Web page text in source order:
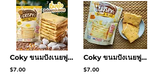
Coky ขนมปังเนยฟูกรอบ รสเนยนมฮอกไกโด
$7.00
Coky ขนมปังเนยฟูกรอบ รสเนยกระเทียมชีส
$7.00